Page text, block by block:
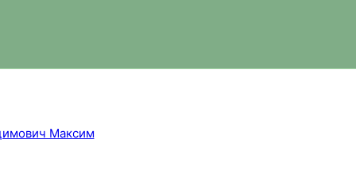
Максим